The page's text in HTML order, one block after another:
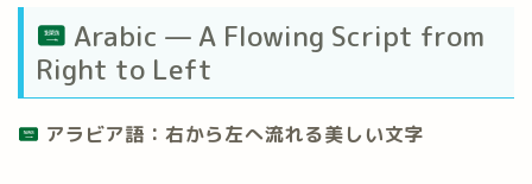
Arabic — A Flowing Script from
Right to Left
アラビア語：右から左へ流れる美しい文字